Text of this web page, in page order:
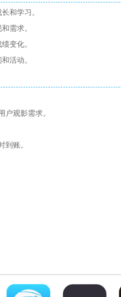
和学习。
需求。
变化。
活动。
观影需求。
到账。